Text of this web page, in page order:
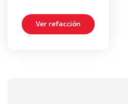
Ver refacción